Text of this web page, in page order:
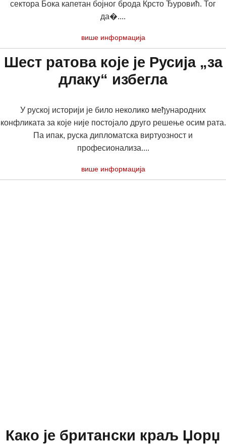
сектора Бока капетан бојног брода Крсто Ђуровић. Тог
да�....
више информација
Шест ратова које је Русија „за
длаку“ избегла
У руској историји је било неколико међународних
конфликата за које није постојало друго решење осим рата.
Па ипак, руска дипломатска виртуозност и
професионализа....
више информација
Како је британски краљ Џорџ